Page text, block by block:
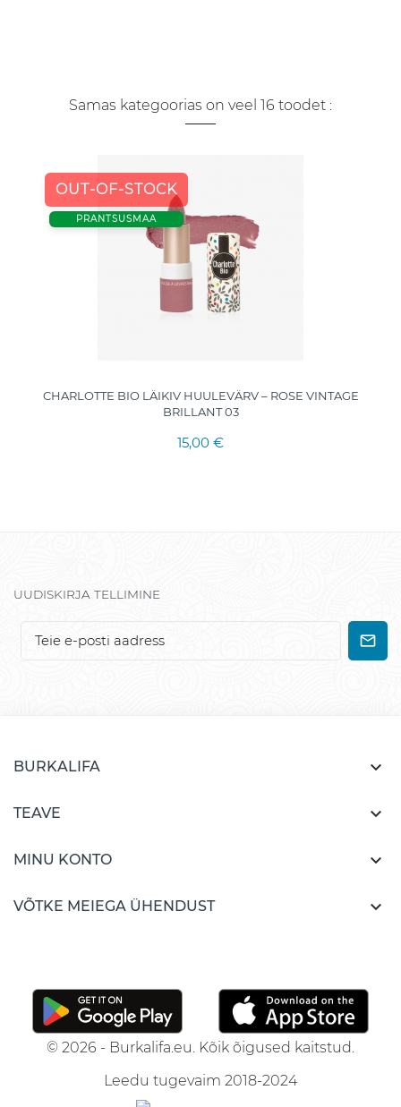
Samas kategoorias on veel 16 toodet :
OUT-OF-STOCK
PRANTSUSMAA
CHARLOTTE BIO LÄIKIV HUULEVÄRV – ROSE VINTAGE
BRILLANT 03
15,00 €
UUDISKIRJA TELLIMINE
BURKALIFA 
TEAVE 
MINU KONTO 
VÕTKE MEIEGA ÜHENDUST 
© 2026 - Burkalifa.eu. Kõik õigused kaitstud.
Leedu tugevaim 2018-2024